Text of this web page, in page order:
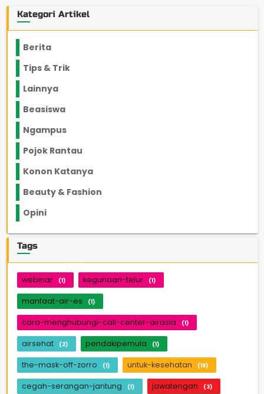
Kategori Artikel
Berita
Tips & Trik
Lainnya
Beasiswa
Ngampus
Pojok Rantau
Konon Katanya
Beauty & Fashion
Opini
Tags
webinar (1) kegunaan-telur (1)
manfaat-air-es (1)
cara-menghubungi-call-center-airasia (1)
airsehat (2) pendakipemula (1)
the-mask-off-zorro (1) untuk-kesehatan (18)
cegah-serangan-jantung (1) jawatengah (3)